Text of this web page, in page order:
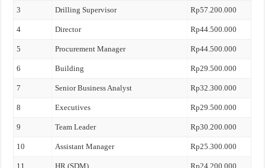
3 Drilling Supervisor Rp57.200.000
4 Director Rp44.500.000
5 Procurement Manager Rp44.500.000
6 Building Rp29.500.000
7 Senior Business Analyst Rp32.300.000
8 Executives Rp29.500.000
9 Team Leader Rp30.200.000
10 Assistant Manager Rp25.300.000
11 HR (SDM) Rp24.200.000